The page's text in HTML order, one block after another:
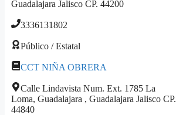
Guadalajara Jalisco CP. 44200
3336131802
Público / Estatal
CCT NIÑA OBRERA
Calle Lindavista Num. Ext. 1785 La
Loma, Guadalajara , Guadalajara Jalisco CP.
44840